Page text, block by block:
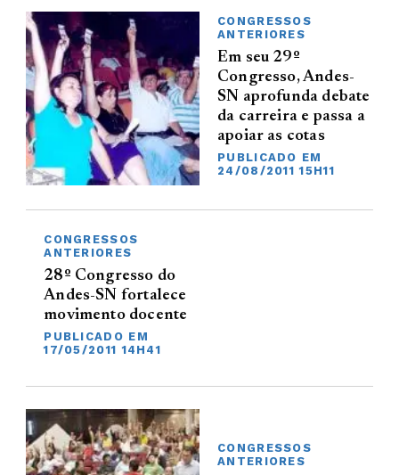
CONGRESSOS
ANTERIORES
Em seu 29º
Congresso, Andes-
SN aprofunda debate
da carreira e passa a
apoiar as cotas
PUBLICADO EM
24/08/2011 15H11
CONGRESSOS
ANTERIORES
28º Congresso do
Andes-SN fortalece
movimento docente
PUBLICADO EM
17/05/2011 14H41
CONGRESSOS
ANTERIORES